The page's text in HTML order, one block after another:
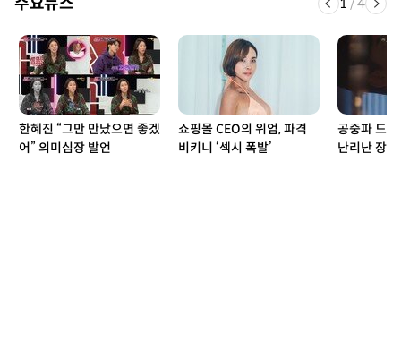
한혜진 “그만 만났으면 좋겠
어” 의미심장 발언
쇼핑몰 CEO의 위엄, 파격
비키니 ‘섹시 폭발’
공중파 드
난리난 장